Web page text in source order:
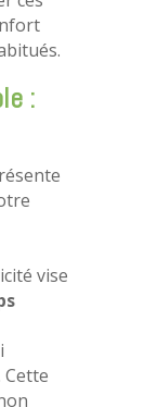
:
vise
Cette